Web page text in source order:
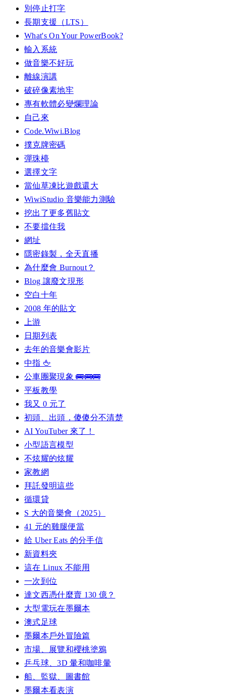
別停止打字
長期支援（LTS）
What's On Your PowerBook?
輸入系統
做音樂不好玩
離線演講
破碎像素地牢
專有軟體必變爛理論
自己來
Code.Wiwi.Blog
撲克牌密碼
彈珠檯
選擇文字
當仙草凍比遊戲還大
WiwiStudio 音樂能力測驗
挖出了更多舊貼文
不要擋住我
網址
隱密錄製，全天直播
為什麼會 Burnout？
Blog 讓廢文現形
空白十年
2008 年的貼文
上游
日期列表
去年的音樂會影片
中指 🖕
公車團聚現象 🚌🚌🚌
平板教學
我又 0 元了
初頭、出頭，傻傻分不清楚
AI YouTuber 來了！
小型語言模型
不炫耀的炫耀
家教網
拜託發明這些
循環貸
S 大的音樂會（2025）
41 元的雞腿便當
給 Uber Eats 的分手信
新資料夾
這在 Linux 不能用
一次到位
達文西憑什麼賣 130 億？
大型電玩在墨爾本
澳式足球
墨爾本戶外冒險篇
市場、展覽和櫻桃塗鴉
乒乓球、3D 暈和咖啡暈
船、監獄、圖書館
墨爾本看表演